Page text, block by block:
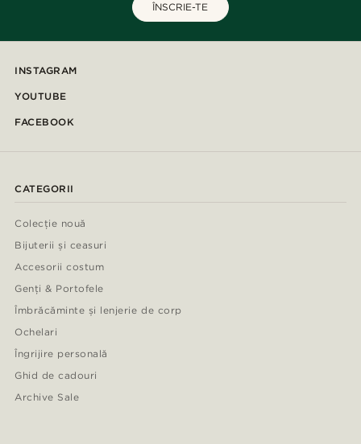
ÎNSCRIE-TE
INSTAGRAM
YOUTUBE
FACEBOOK
CATEGORII
Colecție nouă
Bijuterii și ceasuri
Accesorii costum
Genți & Portofele
Îmbrăcăminte și lenjerie de corp
Ochelari
Îngrijire personală
Ghid de cadouri
Archive Sale